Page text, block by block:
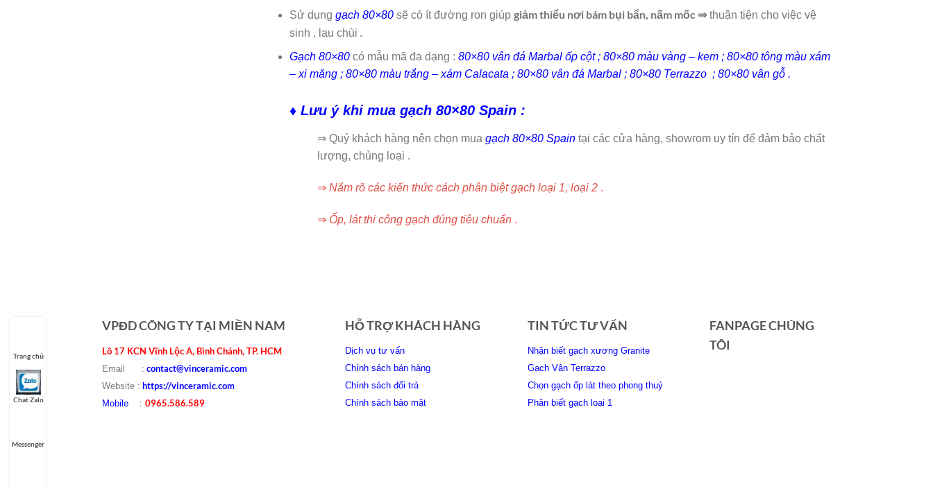
Sử dụng gạch 80×80 sẽ có ít đường ron giúp giảm thiểu nơi bám bụi bẩn, nấm mốc ⇒thuận tiện cho việc vệ
sinh , lau chùi .
Gạch 80×80 có mẫu mã đa dạng : 80×80 vân đá Marbal ốp cột ; 80×80 màu vàng – kem ; 80×80 tông màu xám
– xi măng ; 80×80 màu trắng – xám Calacata ; 80×80 vân đá Marbal ; 80×80 Terrazzo ; 80×80 vân gỗ .
♦ Lưu ý khi mua gạch 80×80 Spain :
⇒ Quý khách hàng nên chọn mua gạch 80×80 Spain tại các cửa hàng, showrom uy tín để đảm bảo chất
lượng, chủng loại .
⇒ Nắm rõ các kiến thức cách phân biệt gạch loại 1, loại 2 .
⇒ Ốp, lát thi công gạch đúng tiêu chuẩn .
VPĐD CÔNG TY TẠI MIỀN NAM
Lô 17 KCN Vĩnh Lộc A, Bình Chánh, TP. HCM
Email : contact@vinceramic.com
Website : https://vinceramic.com
Mobile : 0965.586.589
HỖ TRỢ KHÁCH HÀNG
Dịch vụ tư vấn
Chính sách bán hàng
Chính sách đổi trả
Chính sách bảo mật
TIN TỨC TƯ VẤN
Nhận biết gạch xương Granite
Gạch Vân Terrazzo
Chọn gạch ốp lát theo phong thuỷ
Phân biết gạch loại 1
FANPAGE CHÚNG
TÔI
Trang chủ
Chat Zalo
Messenger